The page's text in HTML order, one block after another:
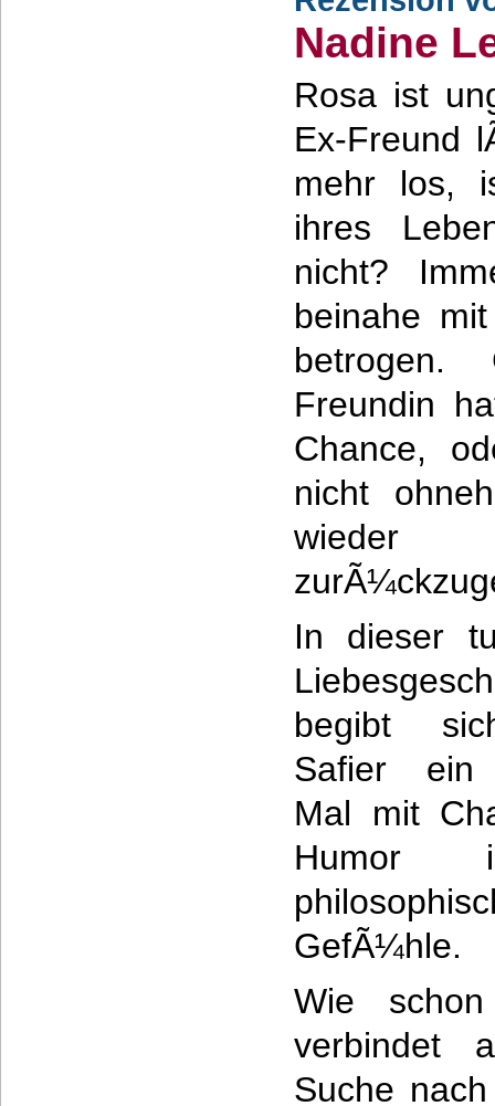
Nadine
Rosa ist
Ex-Freund
mehr los,
ihres
nicht?
beinahe
betrogen.
Freundin
Chance,
nicht
In dieser
begibt
Safier ein
Mal mit
Humor
GefÃ¼hle.
Wie
verbindet
Suche